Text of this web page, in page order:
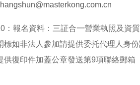
：報名資料：三証合一營業執照及資
標如非法人參加請提供委托代理人身
供復印件加蓋公章發送第9項聯絡郵箱